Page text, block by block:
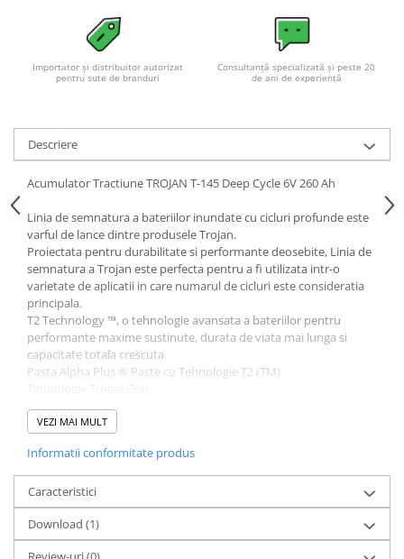
Cabluri de incarcare vehicule
Prize de incarcare vehicule
electrice
Turbine eoliene pentru casă
Acumulatori VRLA AGM/GEL /
Tractiune / LiFePo4
Baterii si acumulatori gel si VRLA
6-12 V
Baterii si acumulatori AGM VRLA
de 6-12 V
Acumulatori Moto, ATV
GEL
AGM
Li-Ion
Deep Cycle - Tractiune/Semi-
Tractiune
Marine & Caravan
APC
Pachete acumulatori VRLA
Sisteme de management (BMS)
Importator și distribuitor autorizat
pentru sute de branduri
Consultanță specializată și peste 20
de ani de experiență
Descriere
Acumulator Tractiune TROJAN T-145 Deep Cycle 6V 260 Ah
Linia de semnatura a bateriilor inundate cu cicluri profunde este
varful de lance dintre produsele Trojan.
Proiectata pentru durabilitate si performante deosebite, Linia de
semnatura a Trojan este perfecta pentru a fi utilizata intr-o
varietate de aplicatii in care numarul de cicluri este consideratia
principala.
T2 Technology ™, o tehnologie avansata a bateriilor pentru
performante maxime sustinute, durata de viata mai lunga si
capacitate totala crescuta.
Pasta Alpha Plus ® Paste cu Tehnologie T2 (TM)
Separator Maxguard ® T2
Tubulaturi Snake (TM)
Specificatii Tehnice:
Model - T145
Tehnologie: Plumb-acid - electrolit lichid
Tensiune: 6V
Capacitate: 215 Ah @ 5hr, 260 Ah @ 20hr, 266 Ah @ 100hr
Dimensiuni: 262x181x303
VEZI MAI MULT
Informatii conformitate produs
Caracteristici
Download (1)